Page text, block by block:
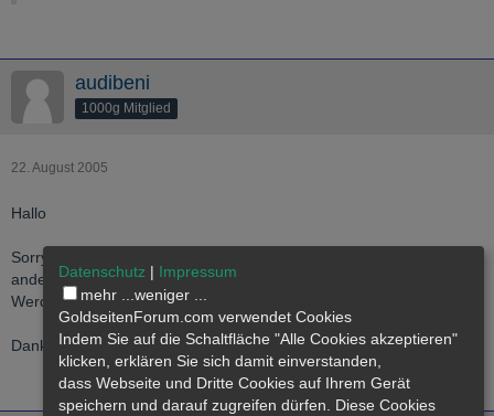
audibeni
1000g Mitglied
22. August 2005
Hallo
Sorry war nicht absicht werde es mir merken kannst Du auch den
anderen link von Mir verschieben?
Werde für die Zukunft mehr aufpassen.
Danke
Datenschutz | Impressum
mehr ... weniger ...
GoldseitenForum.com verwendet Cookies
Indem Sie auf die Schaltfläche "Alle Cookies akzeptieren"
klicken, erklären Sie sich damit einverstanden,
dass Webseite und Dritte Cookies auf Ihrem Gerät
speichern und darauf zugreifen dürfen. Diese Cookies